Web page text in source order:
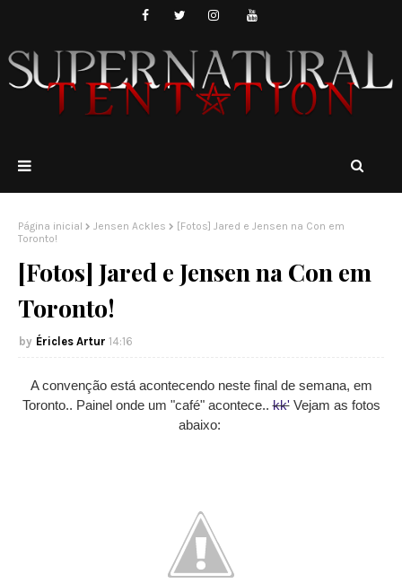
Página inicial Jensen Ackles
[Fotos] Jared e Jensen na Con em
Toronto!
[Fotos] Jared e Jensen na Con em
Toronto!
Éricles Artur 14:16
A convenção está acontecendo neste final de semana, em
Toronto.. Painel onde um "café" acontece..kk' Vejam as fotos
abaixo: